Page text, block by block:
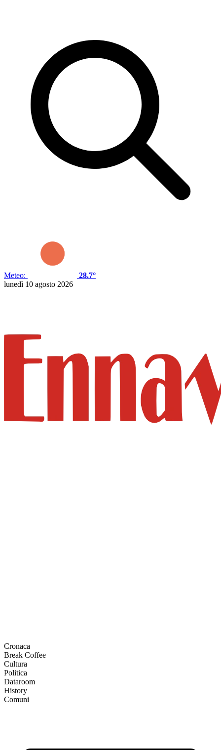
Meteo:
28.7°
lunedì 10 agosto 2026
Cronaca
Break Coffee
Cultura
Politica
Dataroom
History
Comuni